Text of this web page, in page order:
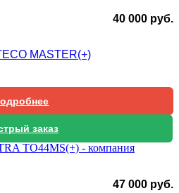
40 000 руб.
MASTER(+)
заказ
47 000 руб.